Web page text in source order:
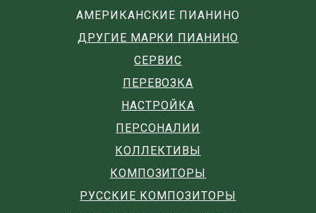
АМЕРИКАНСКИЕ ПИАНИНО
ДРУГИЕ МАРКИ ПИАНИНО
СЕРВИС
ПЕРЕВОЗКА
НАСТРОЙКА
ПЕРСОНАЛИИ
КОЛЛЕКТИВЫ
КОМПОЗИТОРЫ
РУССКИЕ КОМПОЗИТОРЫ